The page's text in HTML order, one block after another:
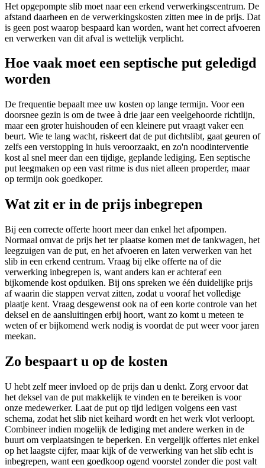
Het opgepompte slib moet naar een erkend verwerkingscentrum. De
afstand daarheen en de verwerkingskosten zitten mee in de prijs. Dat
is geen post waarop bespaard kan worden, want het correct afvoeren
en verwerken van dit afval is wettelijk verplicht.
Hoe vaak moet een septische put geledigd
worden
De frequentie bepaalt mee uw kosten op lange termijn. Voor een
doorsnee gezin is om de twee à drie jaar een veelgehoorde richtlijn,
maar een groter huishouden of een kleinere put vraagt vaker een
beurt. Wie te lang wacht, riskeert dat de put dichtslibt, gaat geuren of
zelfs een verstopping in huis veroorzaakt, en zo'n noodinterventie
kost al snel meer dan een tijdige, geplande lediging. Een septische
put leegmaken op een vast ritme is dus niet alleen properder, maar
op termijn ook goedkoper.
Wat zit er in de prijs inbegrepen
Bij een correcte offerte hoort meer dan enkel het afpompen.
Normaal omvat de prijs het ter plaatse komen met de tankwagen, het
leegzuigen van de put, en het afvoeren en laten verwerken van het
slib in een erkend centrum. Vraag bij elke offerte na of die
verwerking inbegrepen is, want anders kan er achteraf een
bijkomende kost opduiken. Bij ons spreken we één duidelijke prijs
af waarin die stappen vervat zitten, zodat u vooraf het volledige
plaatje kent. Vraag desgewenst ook na of een korte controle van het
deksel en de aansluitingen erbij hoort, want zo komt u meteen te
weten of er bijkomend werk nodig is voordat de put weer voor jaren
meekan.
Zo bespaart u op de kosten
U hebt zelf meer invloed op de prijs dan u denkt. Zorg ervoor dat
het deksel van de put makkelijk te vinden en te bereiken is voor
onze medewerker. Laat de put op tijd ledigen volgens een vast
schema, zodat het slib niet keihard wordt en het werk vlot verloopt.
Combineer indien mogelijk de lediging met andere werken in de
buurt om verplaatsingen te beperken. En vergelijk offertes niet enkel
op het laagste cijfer, maar kijk of de verwerking van het slib echt is
inbegrepen, want een goedkoop ogend voorstel zonder die post valt